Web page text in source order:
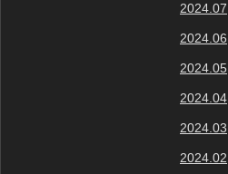
2024.07
2024.06
2024.05
2024.04
2024.03
2024.02